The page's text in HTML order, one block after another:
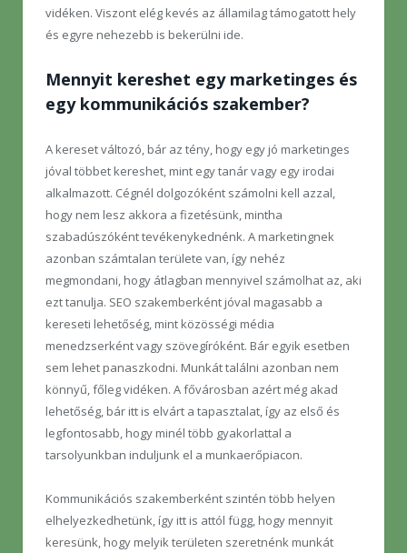
vidéken. Viszont elég kevés az államilag támogatott hely
és egyre nehezebb is bekerülni ide.
Mennyit kereshet egy marketinges és
egy kommunikációs szakember?
A kereset változó, bár az tény, hogy egy jó marketinges
jóval többet kereshet, mint egy tanár vagy egy irodai
alkalmazott. Cégnél dolgozóként számolni kell azzal,
hogy nem lesz akkora a fizetésünk, mintha
szabadúszóként tevékenykednénk. A marketingnek
azonban számtalan területe van, így nehéz
megmondani, hogy átlagban mennyivel számolhat az, aki
ezt tanulja. SEO szakemberként jóval magasabb a
kereseti lehetőség, mint közösségi média
menedzserként vagy szövegíróként. Bár egyik esetben
sem lehet panaszkodni. Munkát találni azonban nem
könnyű, főleg vidéken. A fővárosban azért még akad
lehetőség, bár itt is elvárt a tapasztalat, így az első és
legfontosabb, hogy minél több gyakorlattal a
tarsolyunkban induljunk el a munkaerőpiacon.
Kommunikációs szakemberként szintén több helyen
elhelyezkedhetünk, így itt is attól függ, hogy mennyit
keresünk, hogy melyik területen szeretnénk munkát